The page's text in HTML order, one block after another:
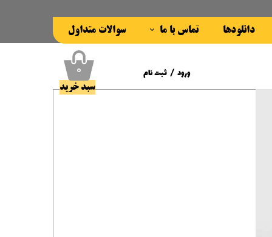
دانلودها تماس با ما سوالات متداول
واژه
۰
سبد خرید
ورود / ثبت نام
حساب کاربری من